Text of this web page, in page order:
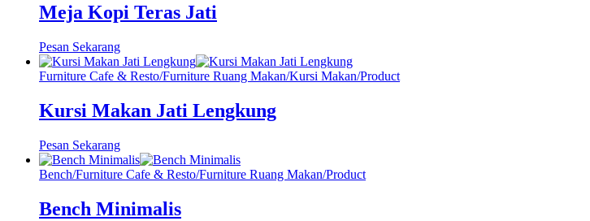
Meja Kopi Teras Jati
Pesan Sekarang
Furniture Cafe & Resto/Furniture Ruang Makan/Kursi Makan/Product
Kursi Makan Jati Lengkung
Pesan Sekarang
Bench/Furniture Cafe & Resto/Furniture Ruang Makan/Product
Bench Minimalis